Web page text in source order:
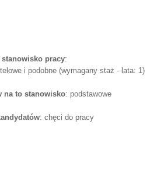
pracy:
i podobne (wymagany staż - lata: 1)
na to stanowisko: podstawowe
: chęci do pracy